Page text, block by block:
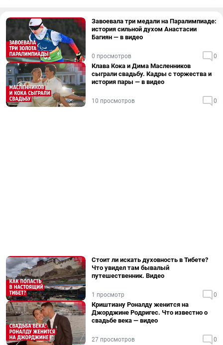
Завоевала три медали на Паралимпиаде:
история сильной духом Анастасии
Багиян — в видео
0 просмотров 0
Клава Кока и Дима Масленников
сыграли свадьбу. Кадры с торжества и
история пары — в видео
10 просмотров 0
Стоит ли искать духовность в Тибете?
Что увидел там бывалый
путешественник. Видео
1 просмотр 0
Криштиану Роналду женится на
Джорджине Родригес. Что известно о
свадьбе века — видео
27 просмотров 0